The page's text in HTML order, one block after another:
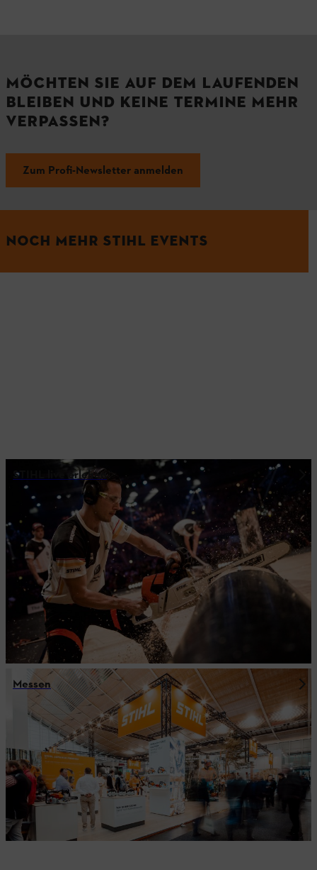
MÖCHTEN SIE AUF DEM LAUFENDEN
BLEIBEN UND KEINE TERMINE MEHR
VERPASSEN?
Zum Profi-Newsletter anmelden
NOCH MEHR STIHL EVENTS
STIHL live erleben
Messen